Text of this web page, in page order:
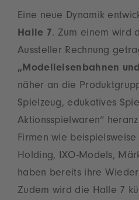
Eine neue Dynamik
Halle 7. Zum einem wird
Aussteller Rechnung
„Modelleisenbahnen
näher an die
Spielzeug, edukatives
Aktionsspielwaren“
Firmen wie
Holding, IXO-Models,
haben bereits ihre
Zudem wird die Halle 7